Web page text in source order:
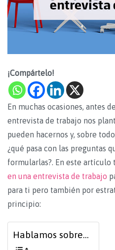
¡Compártelo!
En muchas ocasiones, antes
entrevista de trabajo nos
pueden hacernos y, sobre
¿qué pasa con las preguntas
formularlas?. En este artículo
en una entrevista de trabajo
para ti pero también por
principio:
Hablamos sobre...